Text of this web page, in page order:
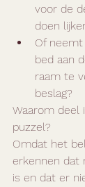
voor de
doen
Of
bed aan
raam te
beslag?
Waarom deel
puzzel?
Omdat het
erkennen
is en dat er